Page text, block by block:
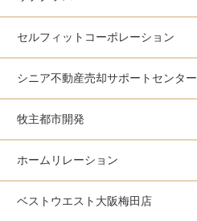
セルフィットコーポレーション
シニア不動産売却サポートセンター
牧主都市開発
ホームリレーション
ベストウエスト大阪梅田店